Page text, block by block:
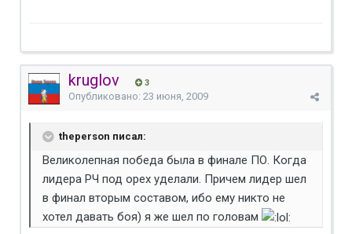
kruglov 3
Опубликовано: 23 июня, 2009
theperson писал:
Великолепная победа была в финале ПО. Когда
лидера РЧ под орех уделали. Причем лидер шел
в финал вторым составом, ибо ему никто не
хотел давать боя) я же шел по головам